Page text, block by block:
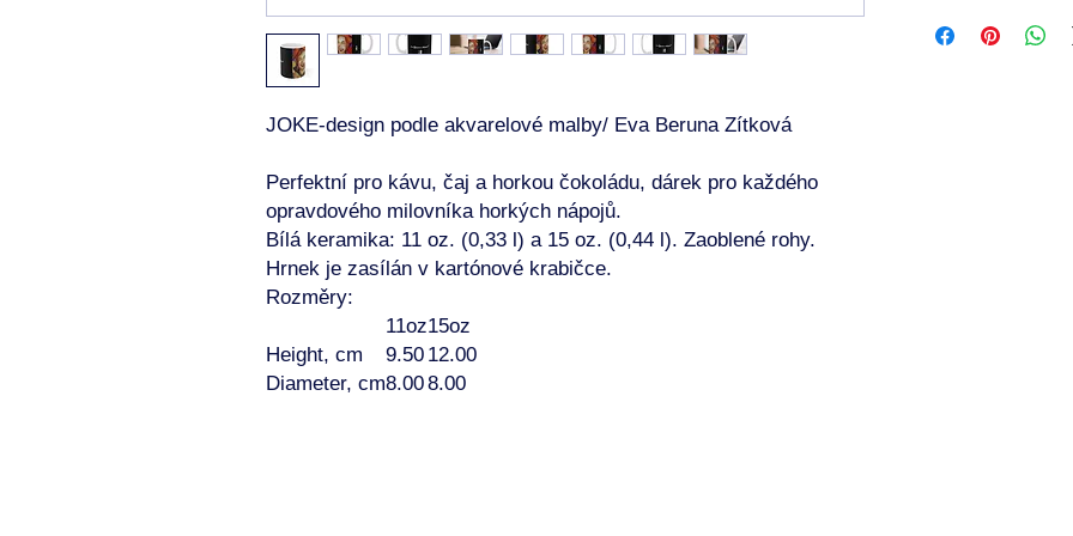
JOKE-design podle akvarelové malby/ Eva Beruna Zítková
Perfektní pro kávu, čaj a horkou čokoládu, dárek pro každého
opravdového milovníka horkých nápojů.
Bílá keramika: 11 oz. (0,33 l) a 15 oz. (0,44 l). Zaoblené rohy.
Hrnek je zasílán v kartónové krabičce.
Rozměry:
11oz15oz
Height, cm
9.50 12.00
Diameter, cm8.008.00
Každý produkt je